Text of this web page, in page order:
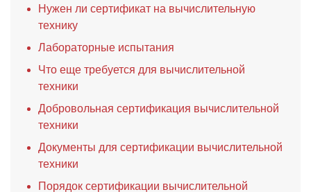
Нужен ли сертификат на вычислительную
технику
Лабораторные испытания
Что еще требуется для вычислительной
техники
Добровольная сертификация вычислительной
техники
Документы для сертификации вычислительной
техники
Порядок сертификации вычислительной